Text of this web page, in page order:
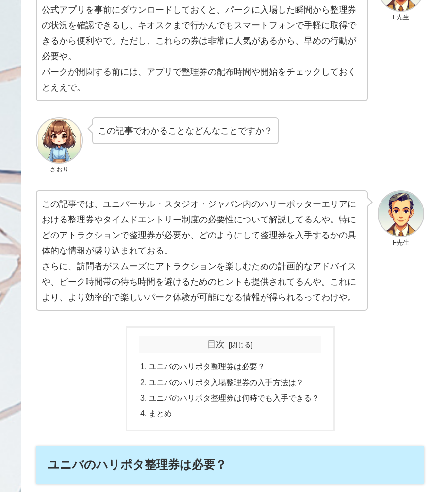
F先生
公式アプリを事前にダウンロードしておくと、パークに入場した瞬間から整理券
の状況を確認できるし、キオスクまで行かんでもスマートフォンで手軽に取得で
きるから便利やで。ただし、これらの券は非常に人気があるから、早めの行動が
必要や。
パークが開園する前には、アプリで整理券の配布時間や開始をチェックしておく
とええで。
さおり
この記事でわかることなどんなことですか？
F先生
この記事では、ユニバーサル・スタジオ・ジャパン内のハリーポッターエリアに
おける整理券やタイムドエントリー制度の必要性について解説してるんや。特に
どのアトラクションで整理券が必要か、どのようにして整理券を入手するかの具
体的な情報が盛り込まれておる。
さらに、訪問者がスムーズにアトラクションを楽しむための計画的なアドバイス
や、ピーク時間帯の待ち時間を避けるためのヒントも提供されてるんや。これに
より、より効率的で楽しいパーク体験が可能になる情報が得られるってわけや。
目次
ユニバのハリポタ整理券は必要？
ユニバのハリポタ入場整理券の入手方法は？
ユニバのハリポタ整理券は何時でも入手できる？
まとめ
ユニバのハリポタ整理券は必要？